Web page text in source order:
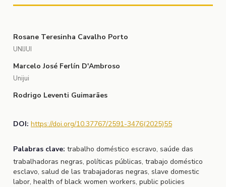
Rosane Teresinha Cavalho Porto
UNIJUI
Marcelo José Ferlín D'Ambroso
Unijui
Rodrigo Leventi Guimarães
DOI: https://doi.org/10.37767/2591-3476(2025)55
Palabras clave: trabalho doméstico escravo, saúde das
trabalhadoras negras, políticas públicas, trabajo doméstico
esclavo, salud de las trabajadoras negras, slave domestic
labor, health of black women workers, public policies